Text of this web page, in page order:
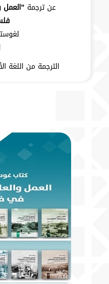
عن ترجمة "العمل
الترجمة من اللغة